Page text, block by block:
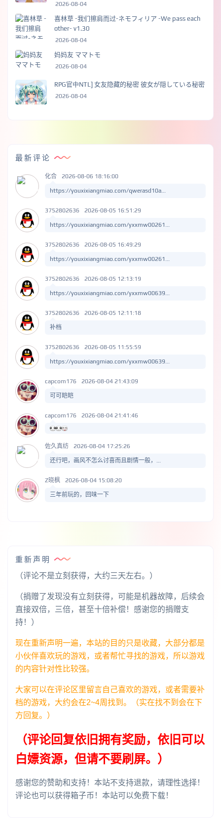
2026-08-04
喜林草 -我们擦肩而过-ネモフィリア -We pass each
other- v1.30
2026-08-04
妈妈友 ママトモ
2026-08-04
RPG官中NTL] 女友隐藏的秘密 彼女が隠している秘密
2026-08-04
最新评论
化合 2026-08-06 18:16:00
https://youxixiangmiao.com/qwerasd10a...
3752802636 2026-08-05 16:51:29
https://youxixiangmiao.com/yxxmw00261...
3752802636 2026-08-05 16:49:29
https://youxixiangmiao.com/yxxmw00261...
3752802636 2026-08-05 12:13:19
https://youxixiangmiao.com/yxxmw00639...
3752802636 2026-08-05 12:11:18
补档
3752802636 2026-08-05 11:55:59
https://youxixiangmiao.com/yxxmw00639...
capcom176 2026-08-04 21:43:09
可可皑皑
capcom176 2026-08-04 21:41:46
佐久真纺 2026-08-04 17:25:26
还行吧，画风不怎么讨喜而且剧情一般，...
Z晓枫 2026-08-04 15:08:20
三年前玩的，回味一下
重新声明
（评论不是立刻获得，大约三天左右。）
（捐赠了发现没有立刻获得，可能是机器故障，后续会
直接双倍，三倍，甚至十倍补偿！感谢您的捐赠支
持！）
现在重新声明一遍，本站的目的只是收藏，大部分都是
小伙伴喜欢玩的游戏，或者帮忙寻找的游戏，所以游戏
的内容针对性比较强。
大家可以在评论区里留言自己喜欢的游戏，或者需要补
档的游戏，大约会在2~4周找到。（实在找不到会在下
方回复。）
（评论回复依旧拥有奖励，依旧可以
白嫖资源，但请不要刷屏。）
感谢您的赞助和支持！本站不支持退款，请理性选择！
评论也可以获得箱子币！本站可以免费下载！